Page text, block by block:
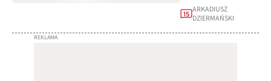
15 ARKADIUSZ
DZIERMAŃSKI